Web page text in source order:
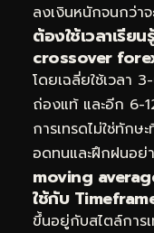
ลงเงินหนักจนกว่าจ
ต้องใช้เวลาเรีย
crossover
โดยเฉลี่ยใช้เวลา
ถ่องแท้ และอีก 6-
การเทรดไม่ใช่ทักษ
อดทนและฝึกฝนอย่
moving
ใช้กับ
ขึ้นอยู่กับสไตล์การ